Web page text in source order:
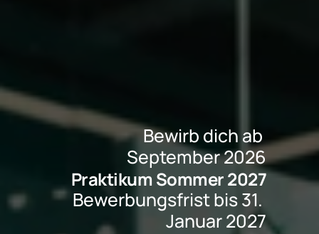
Bewirb dich ab
September 2026
Praktikum Sommer 2027
Bewerbungsfrist bis 31.
Januar 2027